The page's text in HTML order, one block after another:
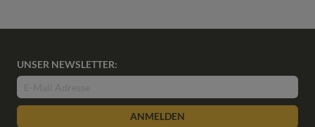
UNSER NEWSLETTER:
ANMELDEN